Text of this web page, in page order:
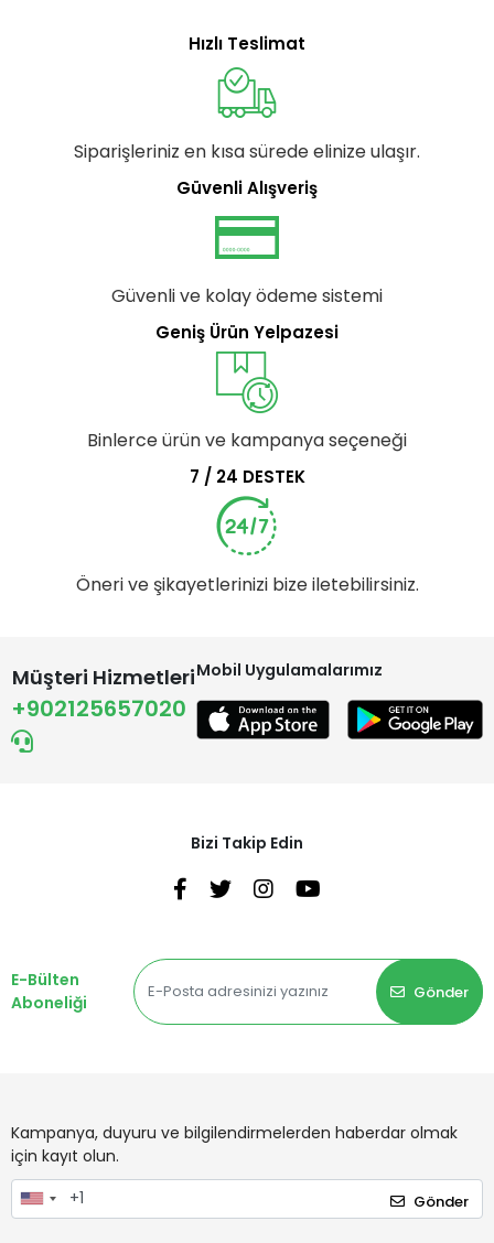
Hızlı Teslimat
Siparişleriniz en kısa sürede elinize ulaşır.
Güvenli Alışveriş
Güvenli ve kolay ödeme sistemi
Geniş Ürün Yelpazesi
Binlerce ürün ve kampanya seçeneği
7 / 24 DESTEK
Öneri ve şikayetlerinizi bize iletebilirsiniz.
Müşteri Hizmetleri
+902125657020
Mobil Uygulamalarımız
Bizi Takip Edin
E-Bülten
Aboneliği
Gönder
Kampanya, duyuru ve bilgilendirmelerden haberdar olmak
için kayıt olun.
Gönder